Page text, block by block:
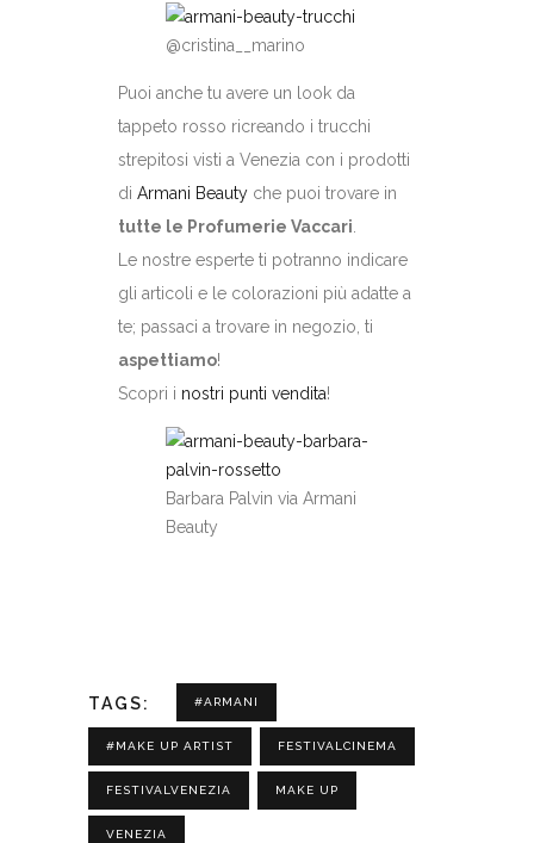
@cristina__marino
Puoi anche tu avere un look da
tappeto rosso ricreando i trucchi
strepitosi visti a Venezia con i prodotti
di Armani Beauty che puoi trovare in
tutte le Profumerie Vaccari
Le nostre esperte ti potranno indicare
gli articoli e le colorazioni più adatte a
te; passaci a trovare in negozio, ti
aspettiamo!
Scopri i nostri punti vendita!
Barbara Palvin via Armani
Beauty
TAGS: #ARMANI
#MAKE UP ARTIST FESTIVALCINEMA
FESTIVALVENEZIA MAKE UP
VENEZIA